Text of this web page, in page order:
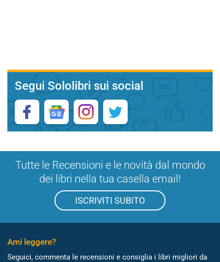
Segui Sololibri sui social
Tutte le Recensioni e le novità dal mondo
dei libri nella tua casella email!
ISCRIVITI SUBITO
Ami leggere?
Seguici, commenta le recensioni e consiglia i libri migliori da